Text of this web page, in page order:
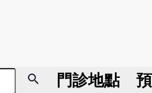
search 門診地點